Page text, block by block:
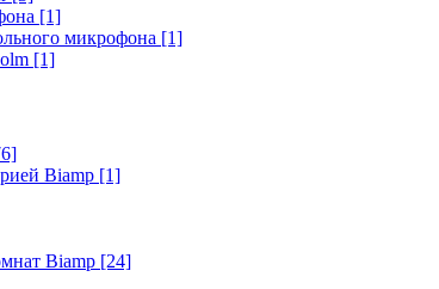
[1]
микрофона [1]
[1]
Biamp [1]
Biamp [24]